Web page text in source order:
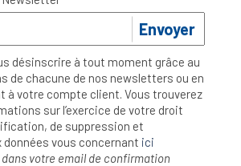
Envoyer
désinscrire à tout moment grâce au
de chacune de nos newsletters ou en
à votre compte client. Vous trouverez
sur l’exercice de votre droit
de suppression et
données vous concernant ici
votre email de confirmation